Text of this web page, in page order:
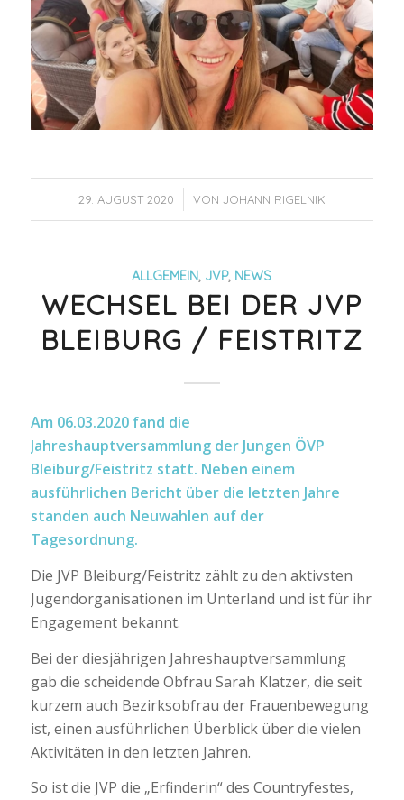
29. AUGUST 2020
/ VON JOHANN RIGELNIK
ALLGEMEIN, JVP, NEWS
WECHSEL BEI DER JVP
BLEIBURG / FEISTRITZ
Am 06.03.2020 fand die
Jahreshauptversammlung der Jungen ÖVP
Bleiburg/Feistritz statt. Neben einem
ausführlichen Bericht über die letzten Jahre
standen auch Neuwahlen auf der
Tagesordnung.
Die JVP Bleiburg/Feistritz zählt zu den aktivsten
Jugendorganisationen im Unterland und ist für ihr
Engagement bekannt.
Bei der diesjährigen Jahreshauptversammlung
gab die scheidende Obfrau Sarah Klatzer, die seit
kurzem auch Bezirksobfrau der Frauenbewegung
ist, einen ausführlichen Überblick über die vielen
Aktivitäten in den letzten Jahren.
So istdie JVP die „Erfinderin“ des Countryfestes,